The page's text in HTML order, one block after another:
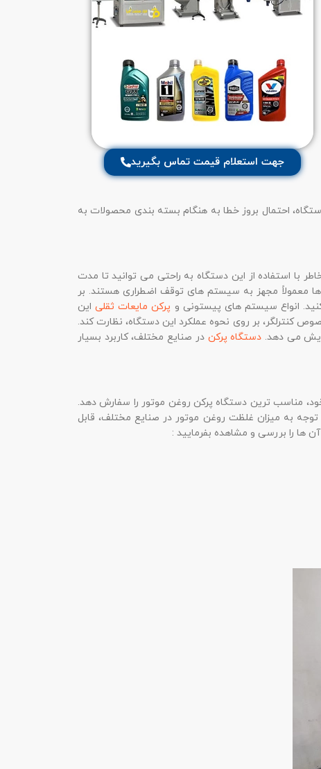
جهت استعلام قیمت تماس بگیرید
احتمال بروز خطا به هنگام بسته بندی محصولات به
با استفاده از این دستگاه به راحتی می توانید تا مدت
معمولاً مجهز به سیستم های توقف اضطراری هستند. بر
انواع سیستم های پیستونی و پرکن مایعات ثقلیاین
کنترلگر، بر روی نحوه عملکرد این دستگاه، نظارت کند.
می دهد. دستگاه پرکن در صنایع مختلف، کاربرد بسیار
مناسب ترین دستگاه پرکن روغن موتور را سفارش دهد.
به میزان غلظت روغن موتور در صنایع مختلف، قابل
ها را بررسی و مشاهده بفرمایید :